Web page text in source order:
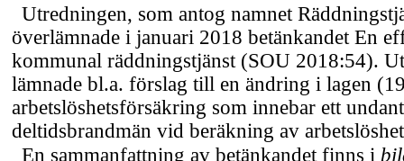
Utredningen, som antog namnet
överlämnade i januari 2018 betänkandet En
kommunal räddningstjänst (SOU 2018:54).
lämnade bl.a. förslag till en ändring i lagen
arbetslöshetsförsäkring som innebar ett
deltidsbrandmän vid beräkning av
En sammanfattning av betänkandet finns i